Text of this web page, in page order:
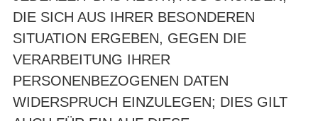
DIE SICH AUS IHRER BESONDEREN
SITUATION ERGEBEN, GEGEN DIE
VERARBEITUNG IHRER
PERSONENBEZOGENEN DATEN
WIDERSPRUCH EINZULEGEN; DIES GILT